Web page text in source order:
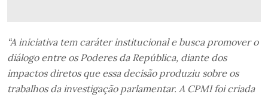
“A iniciativa tem caráter institucional e busca promover o
diálogo entre os Poderes da República, diante dos
impactos diretos que essa decisão produziu sobre os
trabalhos da investigação parlamentar. A CPMI foi criada